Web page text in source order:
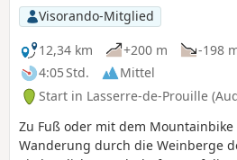
um sein Dorf Cailhau gemalt hat. Es
6 Tafeln, die die Gemälde von Achille
Lauger an dem Ort zeigen, an dem
sie geschaffen hat. Mit dem
einer kleinen Wanderung von 7 km.
Visorando-Mitglied
12,34 km
+200 m
-198
4:05 Std.
Mittel
Start in Lasserre-de-Prouille
Zu Fuß oder mit dem
Wanderung durch die Weinberge